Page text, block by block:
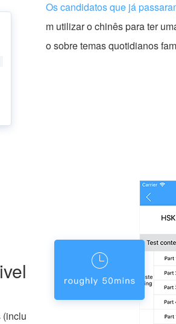
Os candidatos que já
m utilizar o chinês para ter
o sobre temas quotidianos
(inclu